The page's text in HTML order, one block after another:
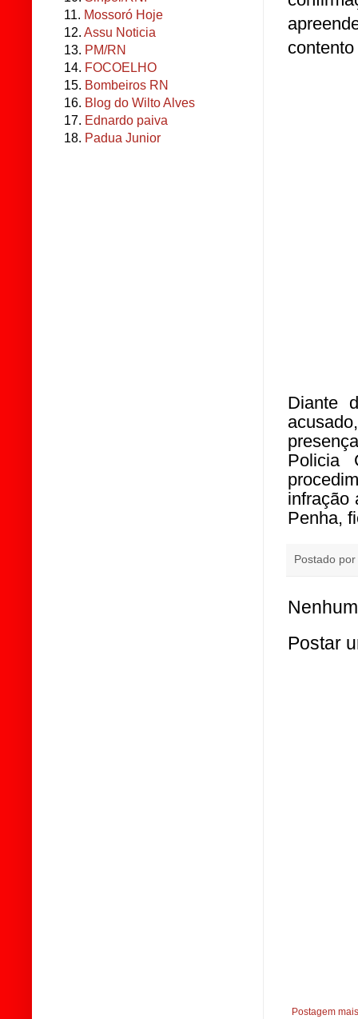
Diante
Policia
infração
Penha,
Postado por
Postar
Postagem
11. Mossoró Hoje
12. Assu Noticia
13. PM/RN
14. FOCOELHO
15. Bombeiros RN
16. Blog do Wilto Alves
17. Ednardo paiva
18. Padua Junior